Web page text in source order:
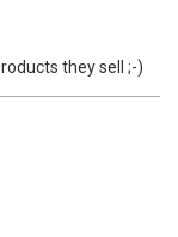
they sell ;-)